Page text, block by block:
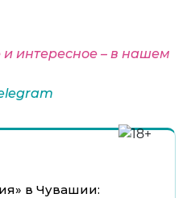
интересное – в нашем
в Чувашии: